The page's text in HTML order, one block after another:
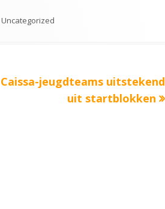
Uncategorized
Volgende
Caissa-jeugdteams uitstekend
uit startblokken